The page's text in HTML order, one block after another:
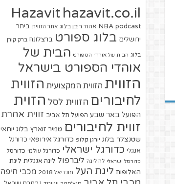
Hazavit hazavit.co.il
NBA podcast אהוד ריבן בלוג אתר הזווית ביתר
ירושלים בלוג ספורט ברצלונה ברק קורן
בלוג הבית של אוהדי הספורט הבית של
אוהדי הספורט בישראל
הזווית הזווית המקצועית הזווית
לחיבורים הזווית לסל הזוית
הפועל באר שבע הפועל תל אביב זווית אחרת
זווית לחיבורים טמיר זוארץ בלוג יוחאי
שטנצלר בלוג יורגן קלופ כדורגל אירופאי כדורגל
אנגלי כדורגל ישראלי כדורגל עולמי כדורסל
כדורסל ישראלי לה ליגה ליברפול ליגה אנגלית ליגת
האלופות ליגת העל מונדיאל 2018 מכבי חיפה